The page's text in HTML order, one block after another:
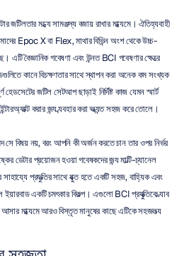
জটিলতার মধ্যে সামঞ্জস্য বজায় রাখার মাধ্যমে। ঐতিহ্যবাহী
Epoc X বা Flex, মাথার বিভিন্ন অংশ থেকে উচ্চ-
এটি বৈজ্ঞানিক গবেষণা এবং উন্নত BCI গবেষণার ক্ষেত্রে
কানে বিচক্ষণতার সাথে স্থাপন করা অনেক কম সংখ্যক
জটিল সেটআপ ছাড়াই নির্দিষ্ট কাজ যেমন স্মার্ট
করার জন্য ব্যবহার করা অত্যন্ত সহজ করে তোলে।
সে বিষয় নয়, বরং আপনি কী অর্জন করতে চান তার ওপর নির্ভর
ডেটার প্রয়োজন হওয়া গবেষকদের জন্য মাল্টি-চ্যানেল
প্রযুক্তির সাথে যুক্ত হতে একটি সহজ, বাহ্যিক এবং
একটি চমৎকার বিকল্প। এগুলো BCI প্রযুক্তিকে ল্যাব
আসার মাধ্যমে আরও বিস্তৃত মানুষের কাছে এটিকে সহজলভ্য